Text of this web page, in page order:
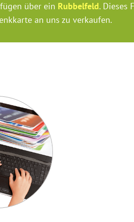
über ein Rubbelfeld. Dieses
an uns zu verkaufen.